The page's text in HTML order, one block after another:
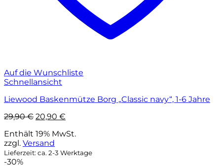
Auf die Wunschliste
Schnellansicht
Liewood Baskenmütze Borg „Classic navy“, 1-6 Jahre
29,90€ Ursprünglicher
war:
29,90 €
20,90 €
ist:
Enthält 19% MwSt.
zzgl. Versand
Lieferzeit: ca. 2-3 Werktage
-30%